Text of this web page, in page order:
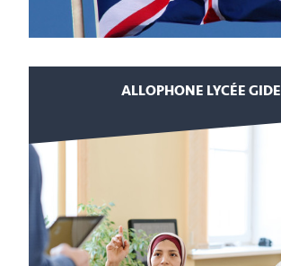
ALLOPHONE LYCÉE GIDE